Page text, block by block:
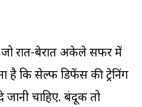
जो रात-बेरात अकेले सफर में
है कि सेल्फ डिफेंस की ट्रेनिंग
चाहिए. बंदूक तो